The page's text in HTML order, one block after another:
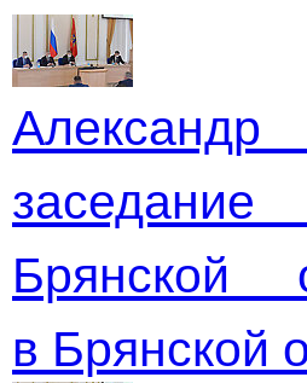
Брянской
в Брянской